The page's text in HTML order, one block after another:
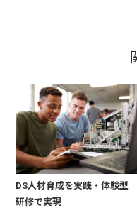
DS人材育成を実践・体験型
研修で実現